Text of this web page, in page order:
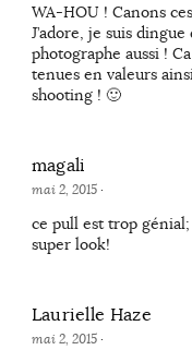
WA-HOU ! Canons
J’adore, je suis
photographe aussi !
tenues en valeurs
shooting ! 🙂
magali
mai 2, 2015·
ce pull est trop
super look!
Laurielle Haze
mai 2, 2015·